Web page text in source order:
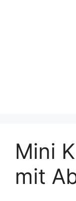
Mini
mit